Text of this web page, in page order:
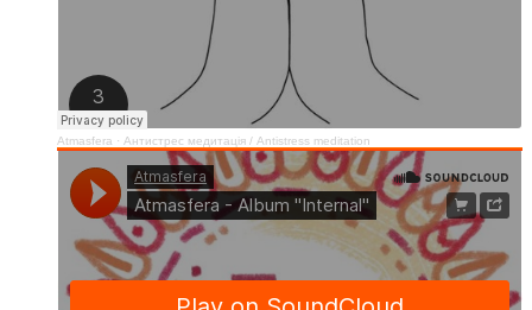
Atmasfera · Антистрес медитація / Аntistress meditation